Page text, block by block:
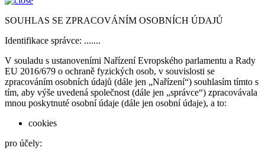
SOUHLAS SE ZPRACOVÁNÍM OSOBNÍCH ÚDAJŮ
Identifikace správce: .......
V souladu s ustanoveními Nařízení Evropského parlamentu a Rady
EU 2016/679 o ochraně fyzických osob, v souvislosti se
zpracováním osobních údajů (dále jen „Nařízení“) souhlasím tímto s
tím, aby výše uvedená společnost (dále jen „správce“) zpracovávala
mnou poskytnuté osobní údaje (dále jen osobní údaje), a to:
cookies
pro účely: